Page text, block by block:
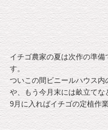
イチゴ農家の夏は次作の準
す。
ついこの間ビニールハウス
や、もう今月末には畝立て
9月に入ればイチゴの定植作